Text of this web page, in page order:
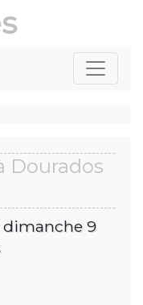
Dourados
dimanche 9